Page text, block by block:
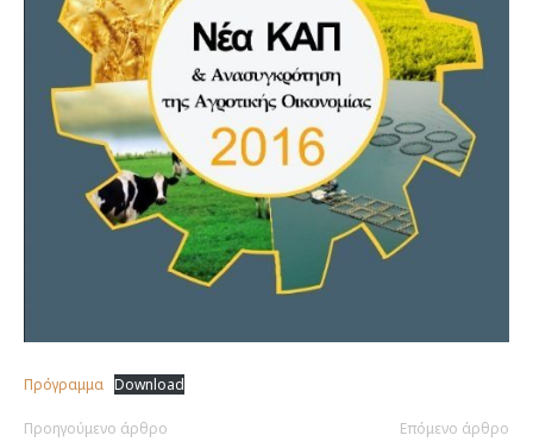
Πρόγραμμα Download
Προηγούμενο άρθρο Επόμενο άρθρο